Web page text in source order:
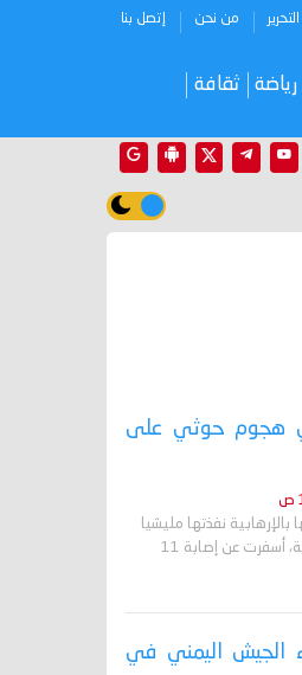
من نحن إتصل بنا
رياضة ثقافة
11 مدنيًا في هجوم حوثي على
نفذتها مليشيا
الحوثي على منطقة نجران في السعودية، أسفرت عن إصابة 11
الجيش اليمني في